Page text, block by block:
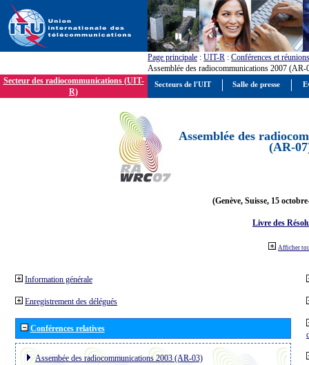
Page principale : UIT-R : Conférences et réunions
Assemblée des radiocommunications 2007 (AR-
Secteur des radiocommunications (UIT-
R)
Assemblée des
(AR-
(Genève, Suisse, 15
Livre des
Afficher
Information générale
Enregistrement des délégués
Conférences relatives
Assembée des radiocommunications 2003 (AR-03)
Secteurs de l'UIT Salle de presse